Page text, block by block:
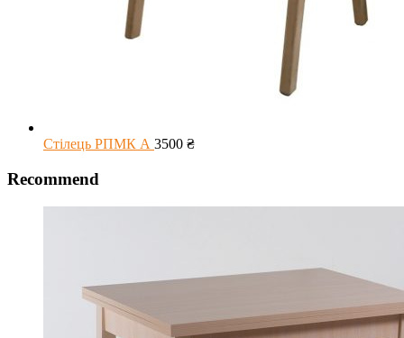
Стілець РПМК А 3500 ₴
Recommend